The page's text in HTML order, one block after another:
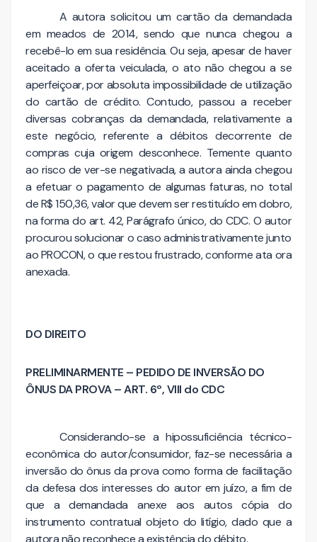
A autora solicitou um cartão da demandada
em meados de 2014, sendo que nunca chegou a
recebê-lo em sua residência. Ou seja, apesar de haver
aceitado a oferta veiculada, o ato não chegou a se
aperfeiçoar, por absoluta impossibilidade de utilização
do cartão de crédito. Contudo, passou a receber
diversas cobranças da demandada, relativamente a
este negócio, referente a débitos decorrente de
compras cuja origem desconhece. Temente quanto
ao risco de ver-se negativada, a autora ainda chegou
a efetuar o pagamento de algumas faturas, no total
de R$ 150,36, valor que devem ser restituído em dobro,
na forma do art. 42, Parágrafo único, do CDC. O autor
procurou solucionar o caso administrativamente junto
ao PROCON, o que restou frustrado, conforme ata ora
anexada.
DO DIREITO
PRELIMINARMENTE – PEDIDO DE INVERSÃO DO
ÔNUS DA PROVA – ART. 6º, VIII do CDC
Considerando-se a hipossuficiência técnico-
econômica do autor/consumidor, faz-se necessária a
inversão do ônus da prova como forma de facilitação
da defesa dos interesses do autor em juízo, a fim de
que a demandada anexe aos autos cópia do
instrumento contratual objeto do litígio, dado que a
autora não reconhece a existência do débito.